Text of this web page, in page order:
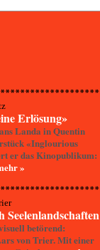
Erlösung»
Landa in Quentin
«Inglourious
er das Kinopublikum:
»
betörend:
von Trier. Mit einer